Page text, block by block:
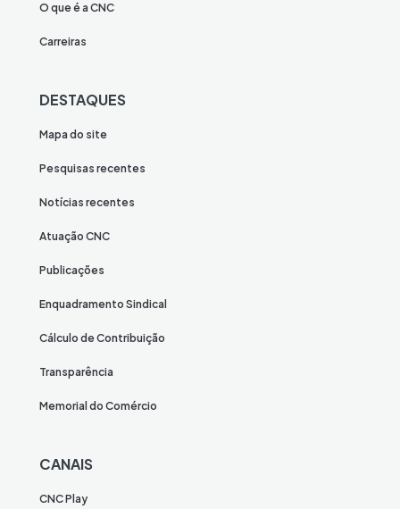
O que é a CNC
Carreiras
DESTAQUES
Mapa do site
Pesquisas recentes
Notícias recentes
Atuação CNC
Publicações
Enquadramento Sindical
Cálculo de Contribuição
Transparência
Memorial do Comércio
CANAIS
CNC Play